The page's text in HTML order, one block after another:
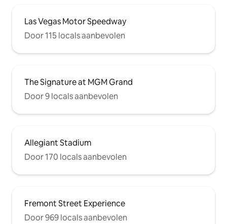
Las Vegas Motor Speedway
Door 115 locals aanbevolen
The Signature at MGM Grand
Door 9 locals aanbevolen
Allegiant Stadium
Door 170 locals aanbevolen
Fremont Street Experience
Door 969 locals aanbevolen